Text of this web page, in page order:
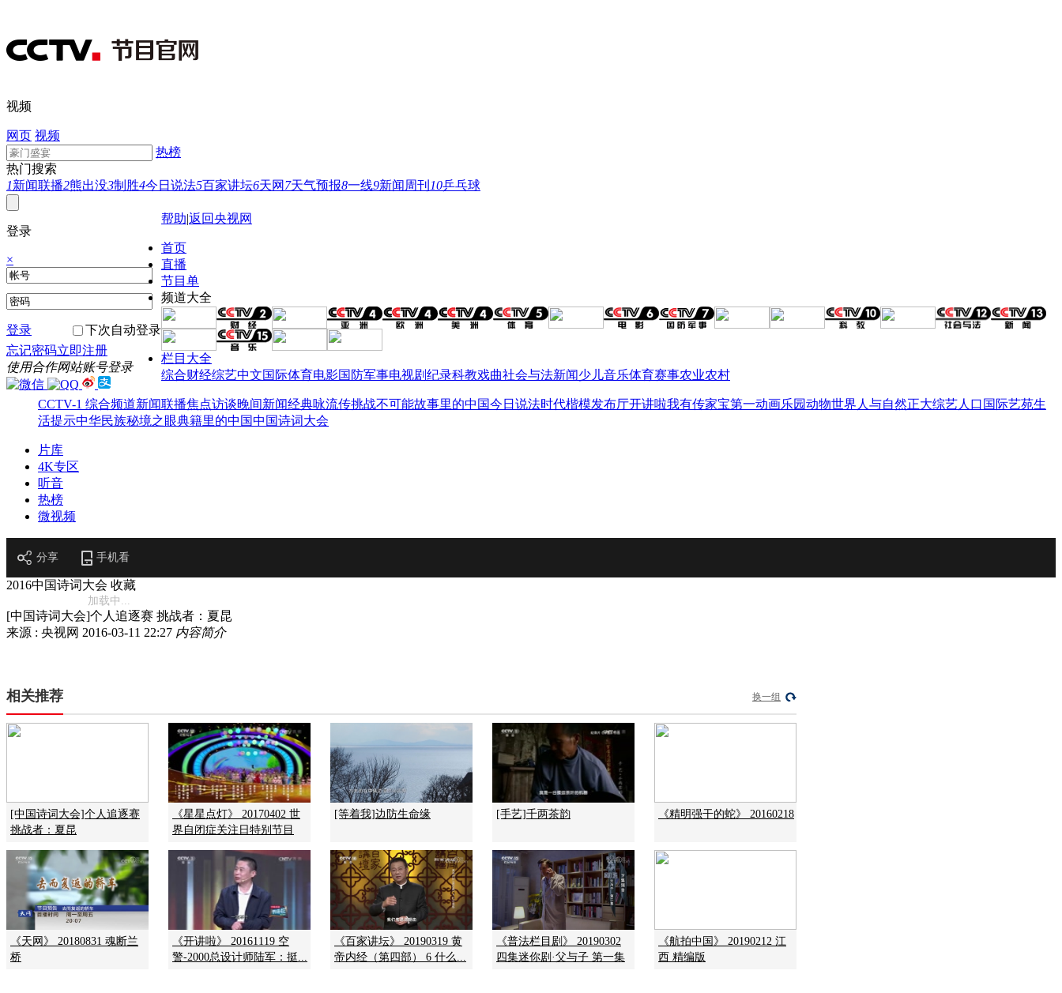
视频
网页 视频
热榜
热门搜索
1新闻联播2熊出没3制胜4今日说法5百家讲坛6天网 7天气预报8一线9新闻周刊 10乒乓球
登录
×
登录
下次自动登录
忘记密码立即注册
使用合作网站账号登录
帮助|返回央视网
首页
直播
节目单
频道大全
栏目大全
综合财经综艺中文国际体育电影国防军事电视剧纪录科教戏曲社会与法新闻少儿音乐体育赛事农业农村
CCTV-1 综合频道新闻联播焦点访谈晚间新闻经典咏流传挑战不可能故事里的中国今日说法时代楷模发布厅开讲啦我有传家宝第一动画乐园动物世界 人与自然正大综艺人口 国际艺苑生
活提示中华民族秘境之眼典籍里的中国中国诗词大会
片库
4K专区
听音
热榜
微视频
分享 手机看
2016中国诗词大会 收藏
加载中...
[中国诗词大会]个人追逐赛 挑战者：夏昆
来源 : 央视网 2016-03-11 22:27 内容简介
相关推荐 换一组
[中国诗词大会]个人追逐赛
挑战者：夏昆
《星星点灯》 20170402 世
界自闭症关注日特别节目
[等着我]边防生命缘 [手艺]千两茶韵 《精明强干的蛇》 20160218
《天网》 20180831 魂断兰
桥
《开讲啦》 20161119 空
警-2000总设计师陆军：挺...
《百家讲坛》 20190319 黄
帝内经（第四部） 6 什么...
《普法栏目剧》 20190302
四集迷你剧·父与子 第一集
《航拍中国》 20190212 江
西 精编版